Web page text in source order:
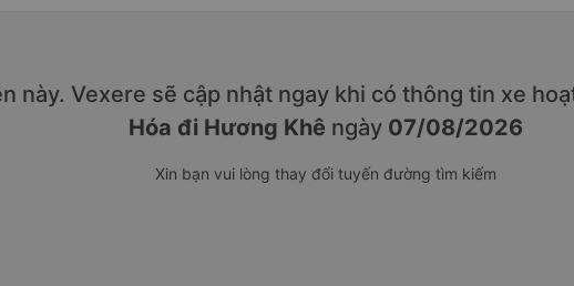
này. Vexere sẽ cập nhật ngay khi có thông tin xe
Hóa đi Hương Khê ngày 07/08/2026
Xin bạn vui lòng thay đổi tuyến đường tìm kiếm